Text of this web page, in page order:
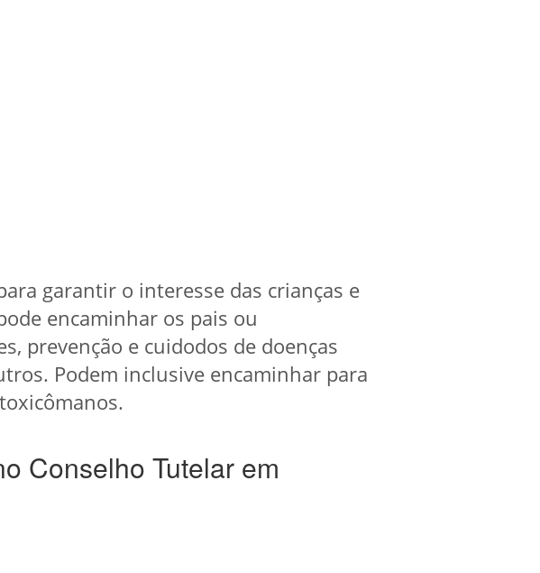
garantir o interesse das crianças e
encaminhar os pais ou
prevenção e cuidodos de doenças
Podem inclusive encaminhar para
Conselho Tutelar em